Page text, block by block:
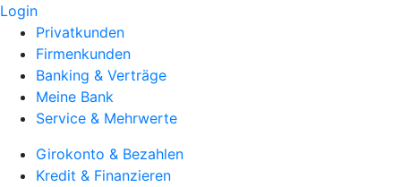
Login
Privatkunden
Firmenkunden
Banking & Verträge
Meine Bank
Service & Mehrwerte
Girokonto & Bezahlen
Kredit & Finanzieren